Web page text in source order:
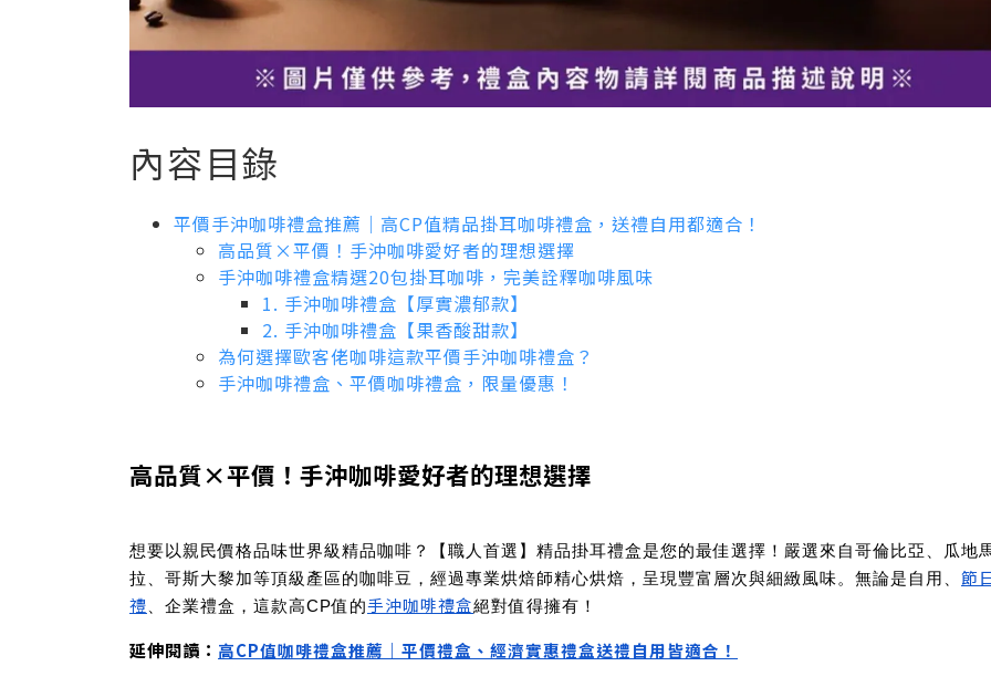
內容目錄
平價手沖咖啡禮盒推薦｜高CP值精品掛耳咖啡禮盒，送禮自用都適合！
高品質×平價！手沖咖啡愛好者的理想選擇
手沖咖啡禮盒精選20包掛耳咖啡，完美詮釋咖啡風味
1. 手沖咖啡禮盒【厚實濃郁款】
2. 手沖咖啡禮盒【果香酸甜款】
為何選擇歐客佬咖啡這款平價手沖咖啡禮盒？
手沖咖啡禮盒、平價咖啡禮盒，限量優惠！
高品質×平價！手沖咖啡愛好者的理想選擇
想要以 親民價格品味世界級精品咖啡？【職人首選】精品掛耳禮盒是您的最佳選擇！嚴選來自哥倫比亞、瓜地
拉、哥斯大黎加等頂級產區的咖啡豆，經過專業烘焙師精心烘焙，呈現豐富層次與細緻風味。無論是 自用、 節
禮 、企業禮盒 ，這款高CP值的手沖咖啡禮盒絕對值得擁有！
延伸閱讀： 高CP值咖啡禮盒推薦｜平價禮盒、經濟實惠禮盒送禮自用皆適合！